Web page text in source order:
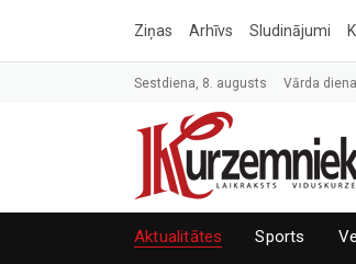
Ziņas Arhīvs Sludinājumi
Sestdiena, 8. augusts Vārda
Aktualitātes Sports